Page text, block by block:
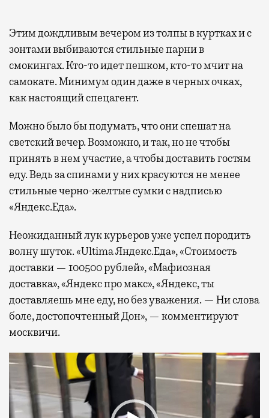
Этим дождливым вечером из толпы в куртках и с
зонтами выбиваются стильные парни в
смокингах. Кто-то идет пешком, кто-то мчит на
самокате. Минимум один даже в черных очках,
как настоящий спецагент.
Можно было бы подумать, что они спешат на
светский вечер. Возможно, и так, но не чтобы
принять в нем участие, а чтобы доставить гостям
еду. Ведь за спинами у них красуются не менее
стильные черно-желтые сумки с надписью
«Яндекс.Еда».
Неожиданный лук курьеров уже успел породить
волну шуток. «Ultima Яндекс.Еда», «Стоимость
доставки — 100500 рублей», «Мафиозная
доставка», «Яндекс про макс», «Яндекс, ты
доставляешь мне еду, но без уважения. — Ни слова
боле, достопочтенный Дон», — комментируют
москвичи.
Видеоплеер